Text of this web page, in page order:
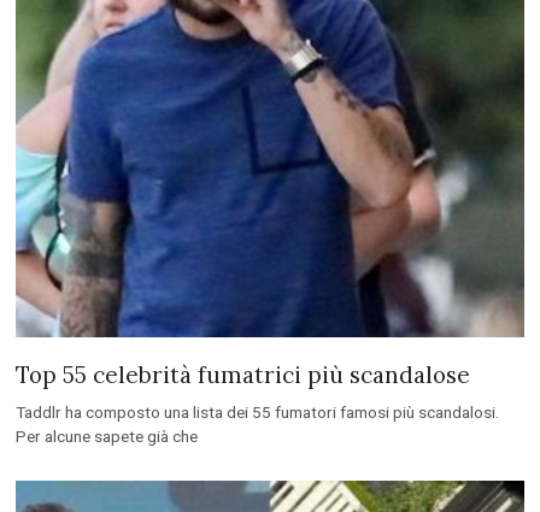
Top 55 celebrità fumatrici più scandalose
Taddlr ha composto una lista dei 55 fumatori famosi più scandalosi.
Per alcune sapete già che